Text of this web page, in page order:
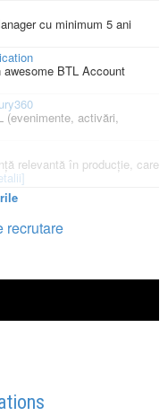
cu minimum 5 ani
BTL Account
(evenimente, activări,
relevantă în producție, care
recrutare